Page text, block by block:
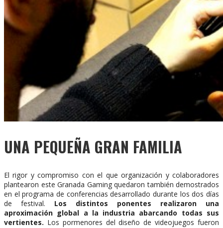
UNA PEQUEÑA GRAN FAMILIA
El rigor y compromiso con el que organización y colaboradores
plantearon este Granada Gaming quedaron también demostrados
en el programa de conferencias desarrollado durante los dos días
de festival. Los distintos ponentes realizaron una
aproximación global a la industria abarcando todas sus
vertientes. Los pormenores del diseño de videojuegos fueron